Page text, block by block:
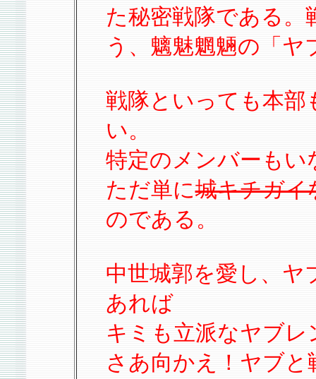
た秘密戦隊である。
う、魑魅魍魎の「ヤ
戦隊といっても本部
い。
特定のメンバーもい
ただ単に城キチガイ
のである。
中世城郭を愛し、ヤ
あれば
キミも立派なヤブ
さあ向かえ！ヤブ